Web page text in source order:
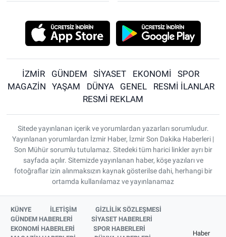
İZMİR GÜNDEM SİYASET EKONOMİ
SPOR
MAGAZİN
YAŞAM DÜNYA GENEL
RESMİ İLANLAR
RESMİ REKLAM
Sitede yayınlanan içerik ve yorumlardan yazarları sorumludur.
Yayınlanan yorumlardan İzmir Haber, İzmir Son Dakika Haberleri |
Son Mühür sorumlu tutulamaz. Sitedeki tüm harici linkler ayrı bir
sayfada açılır. Sitemizde yayınlanan haber, köşe yazıları ve
fotoğraflar izin alınmaksızın kaynak gösterilse dahi, herhangi bir
ortamda kullanılamaz ve yayınlanamaz
KÜNYE İLETİŞİM
GİZLİLİK SÖZLEŞMESİ
GÜNDEM HABERLERİ
SİYASET HABERLERİ
EKONOMİ HABERLERİ
SPOR HABERLERİ
Haber